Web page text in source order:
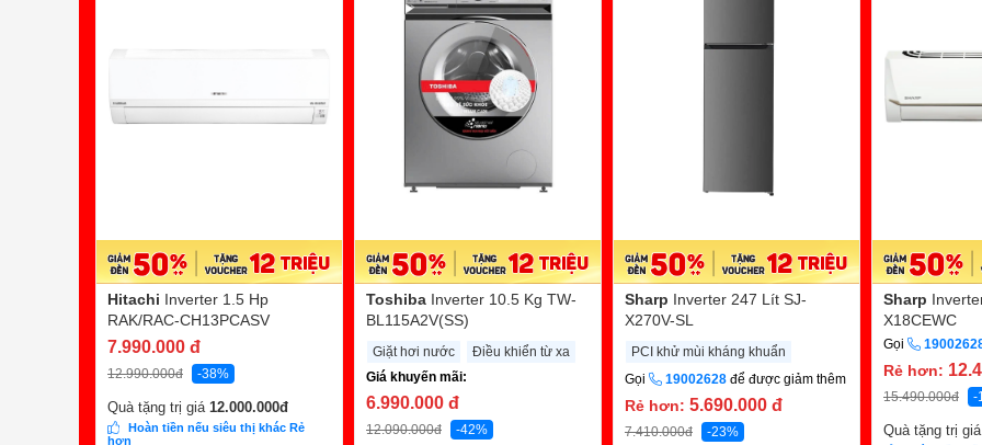
Hitachi Inverter 1.5 Hp
RAK/RAC-CH13PCASV
7.990.000 đ
12.990.000đ -38%
Quà tặng trị giá 12.000.000đ
Hoàn tiền nếu siêu thị khác Rẻ
hơn
Toshiba Inverter 10.5 Kg TW-
BL115A2V(SS)
Giặt hơi nước
Điều khiển từ xa
Giá khuyến mãi:
6.990.000 đ
12.090.000đ -42%
Sharp Inverter 247 Lít SJ-
X270V-SL
PCI khử mùi kháng khuẩn
Gọi
19002628 để được giảm thêm
Rẻ hơn: 5.690.000 đ
7.410.000đ -23%
Sharp
X18CEWC
Gọi
Rẻ hơn:
15.490.000đ -
Quà tặng trị giá